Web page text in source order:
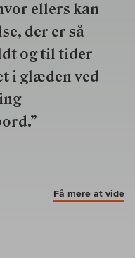
ellers kan
der er så
og til tider
i glæden ved
Få mere at vide